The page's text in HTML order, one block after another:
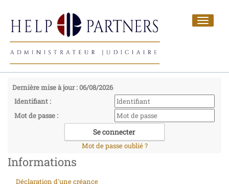
Toggle
Dernière mise à jour : 06/08/2026
Identifiant :
Mot de passe :
Mot de passe oublié ?
Informations
Déclaration d'une créance